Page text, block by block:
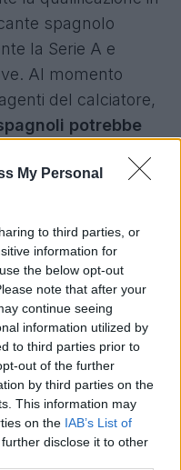
My Personal
to third parties, or
information for
the below opt-out
note that after your
continue seeing
information utilized by
to third parties prior to
out of the further
by third parties on the
This information may
on the IAB’s List of
disclose it to other
spagnolo
la Serie A e
Al momento
del calciatore,
potrebbe
del Como,
prossime